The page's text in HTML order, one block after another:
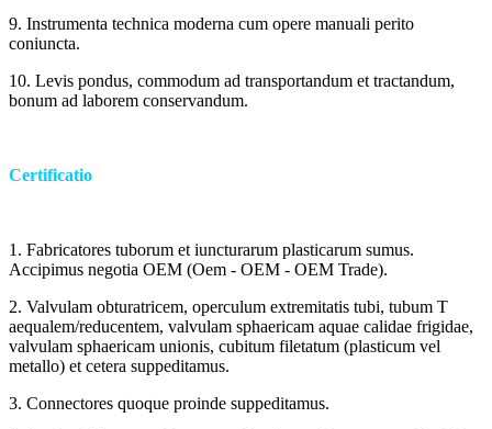
9. Instrumenta technica moderna cum opere manuali perito
coniuncta.
10. Levis pondus, commodum ad transportandum et tractandum,
bonum ad laborem conservandum.
Certificatio
1. Fabricatores tuborum et iuncturarum plasticarum sumus.
Accipimus negotia OEM (Oem - OEM - OEM Trade).
2. Valvulam obturatricem, operculum extremitatis tubi, tubum T
aequalem/reducentem, valvulam sphaericam aquae calidae frigidae,
valvulam sphaericam unionis, cubitum filetatum (plasticum vel
metallo) et cetera suppeditamus.
3. Connectores quoque proinde suppeditamus.